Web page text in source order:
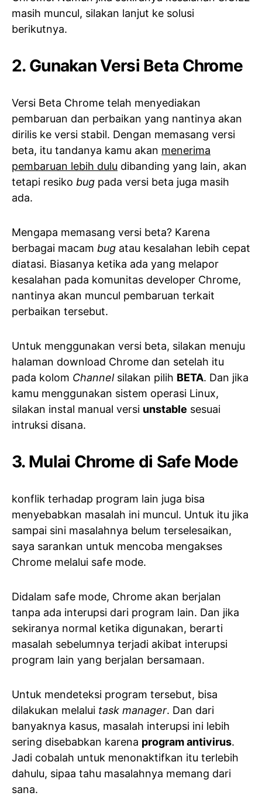
masih muncul, silakan lanjut ke solusi
berikutnya.
2. Gunakan Versi Beta Chrome
Versi Beta Chrome telah menyediakan
pembaruan dan perbaikan yang nantinya akan
dirilis ke versi stabil. Dengan memasang versi
beta, itu tandanya kamu akan menerima
pembaruan lebih dulu dibanding yang lain, akan
tetapi resiko bug pada versi beta juga masih
ada.
Mengapa memasang versi beta? Karena
berbagai macam bug atau kesalahan lebih cepat
diatasi. Biasanya ketika ada yang melapor
kesalahan pada komunitas developer Chrome,
nantinya akan muncul pembaruan terkait
perbaikan tersebut.
Untuk menggunakan versi beta, silakan menuju
halaman download Chrome dan setelah itu
pada kolom Channelsilakan pilih BETA. Dan jika
kamu menggunakan sistem operasi Linux,
silakan instal manual versi unstable sesuai
intruksi disana.
3. Mulai Chrome di Safe Mode
konflik terhadap program lain juga bisa
menyebabkan masalah ini muncul. Untuk itu jika
sampai sini masalahnya belum terselesaikan,
saya sarankan untuk mencoba mengakses
Chrome melalui safe mode.
Didalam safe mode, Chrome akan berjalan
tanpa ada interupsi dari program lain. Dan jika
sekiranya normal ketika digunakan, berarti
masalah sebelumnya terjadi akibat interupsi
program lain yang berjalan bersamaan.
Untuk mendeteksi program tersebut, bisa
dilakukan melalui task manager. Dan dari
banyaknya kasus, masalah interupsi ini lebih
sering disebabkan karena program antivirus.
Jadi cobalah untuk menonaktifkan itu terlebih
dahulu, sipaa tahu masalahnya memang dari
sana.